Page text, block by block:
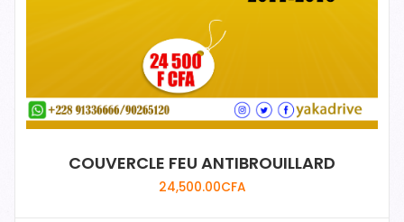
COUVERCLE FEU ANTIBROUILLARD
24,500.00CFA